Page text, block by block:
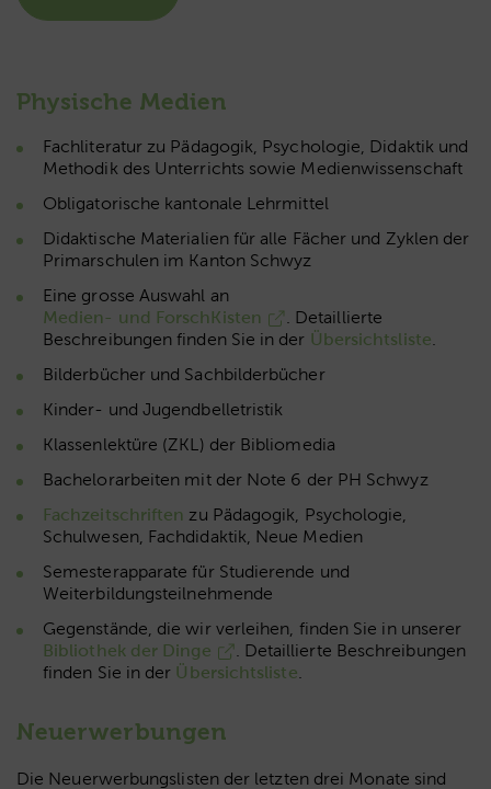
Physische Medien
Fachliteratur zu Pädagogik, Psychologie, Didaktik und
Methodik des Unterrichts sowie Medienwissenschaft
Obligatorische kantonale Lehrmittel
Didaktische Materialien für alle Fächer und Zyklen der
Primarschulen im Kanton Schwyz
Eine grosse Auswahl an
Medien- und ForschKisten
. Detaillierte
Beschreibungen finden Sie in der Übersichtsliste
Bilderbücher und Sachbilderbücher
Kinder- und Jugendbelletristik
Klassenlektüre (ZKL) der Bibliomedia
Bachelorarbeiten mit der Note 6 der PH Schwyz
Fachzeitschriften zu Pädagogik, Psychologie,
Schulwesen, Fachdidaktik, Neue Medien
Semesterapparate für Studierende und
Weiterbildungsteilnehmende
Gegenstände, die wir verleihen, finden Sie in unserer
Bibliothek der Dinge
. Detaillierte Beschreibungen
finden Sie in der Übersichtsliste
Neuerwerbungen
Die Neuerwerbungslisten der letzten drei Monate sind